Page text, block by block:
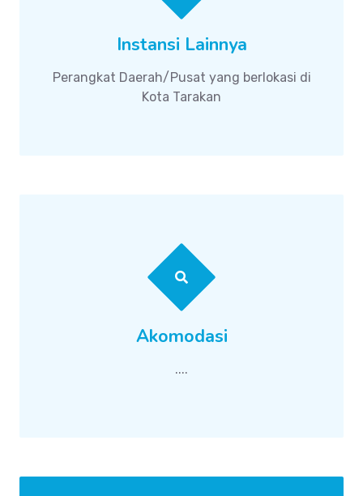
Instansi Lainnya
Perangkat Daerah/Pusat yang berlokasi di
Kota Tarakan
Akomodasi
....